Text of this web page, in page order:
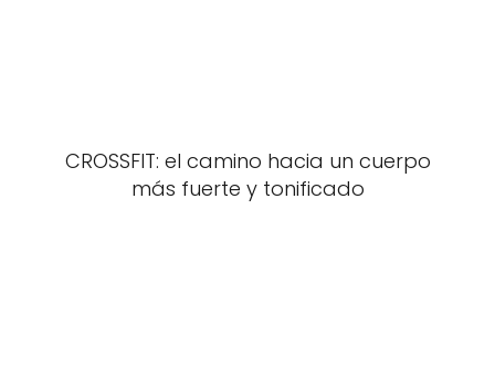
CROSSFIT: el camino hacia un cuerpo
más fuerte y tonificado